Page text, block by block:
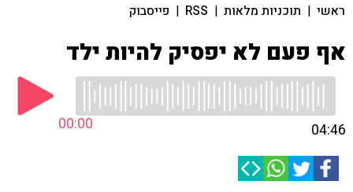
ראשי | תוכניות מלאות |
RSS
| פייסבוק
אף פעם לא יפסיק להיות ילד
00:00 04:46